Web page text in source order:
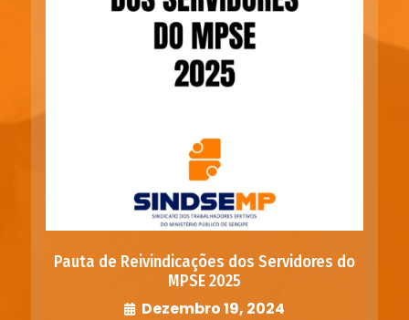
Pauta de Reivindicações dos Servidores do
MPSE 2025
Dezembro 19, 2024